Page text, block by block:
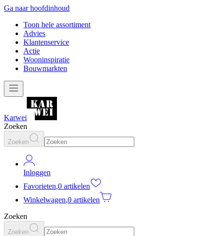
Ga naar hoofdinhoud
Toon hele assortiment
Advies
Klantenservice
Actie
Wooninspiratie
Bouwmarkten
Karwei
Zoeken
Zoeken
Inloggen
Favorieten,0 artikelen
Winkelwagen,0 artikelen
Zoeken
Zoeken